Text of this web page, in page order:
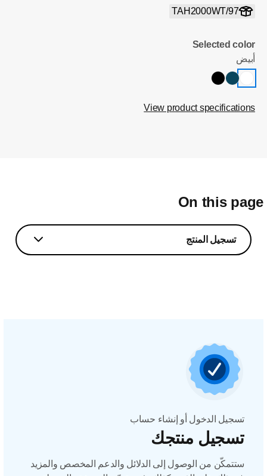
TAH2000WT/97
Selected color
أبيض
View product specifications
On this
تسجيل المنتج
تسجيل الدخول أو إنشاء حساب
تسجيل منتجك
ستتمكّن من الوصول إلى الدلائل والدعم المخصص والمزيد